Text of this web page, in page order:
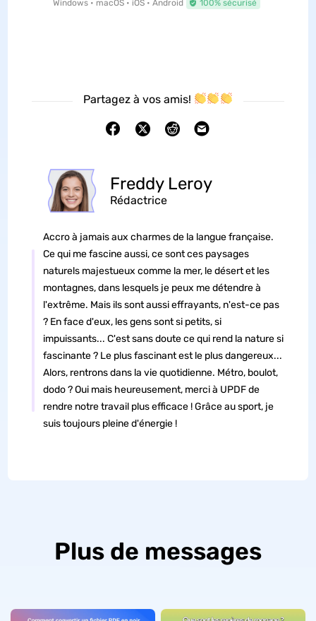
Windows • macOS • iOS • Android 100% sécurisé
Partagez à vos amis!
Freddy Leroy
Rédactrice
Accro à jamais aux charmes de la langue française.
Ce qui me fascine aussi, ce sont ces paysages
naturels majestueux comme la mer, le désert et les
montagnes, dans lesquels je peux me détendre à
l'extrême. Mais ils sont aussi effrayants, n'est-ce pas
? En face d'eux, les gens sont si petits, si
impuissants... C'est sans doute ce qui rend la nature si
fascinante ? Le plus fascinant est le plus dangereux...
Alors, rentrons dans la vie quotidienne. Métro, boulot,
dodo ? Oui mais heureusement, merci à UPDF de
rendre notre travail plus efficace ! Grâce au sport, je
suis toujours pleine d'énergie !
Plus de messages